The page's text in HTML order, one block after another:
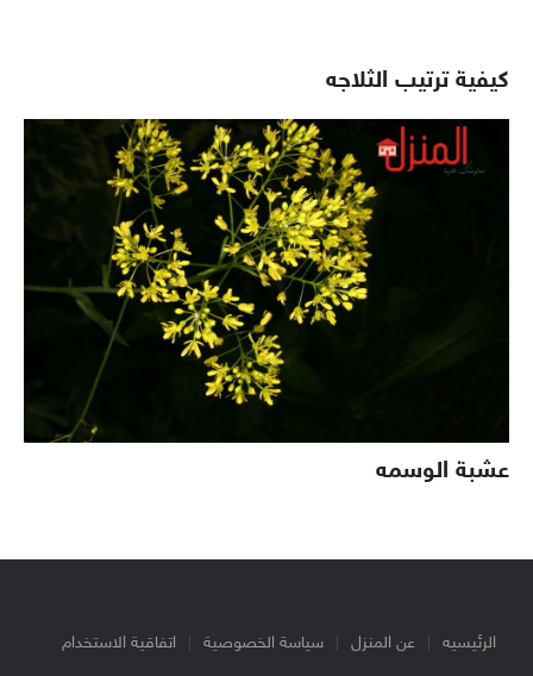
كيفية ترتيب الثلاجه
عشبة الوسمه
الرئيسيه عن المنزل سياسة الخصوصية اتفاقية الاستخدام